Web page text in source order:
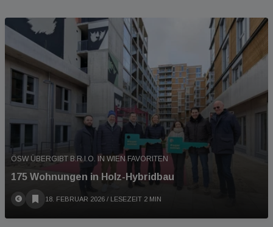
ÖSW ÜBERGIBT B.R.I.O. IN WIEN FAVORITEN
175 Wohnungen in Holz-Hybridbau
18. FEBRUAR 2026 / LESEZEIT 2 MIN